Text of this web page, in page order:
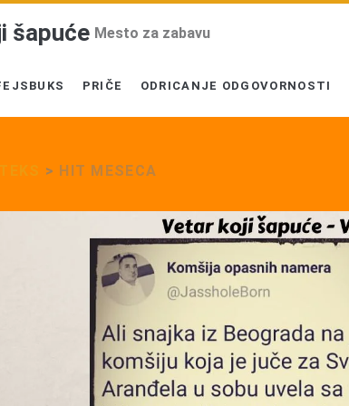
šapuće Mesto za zabavu
PRIČE ODRICANJE ODGOVORNOSTI
> HIT MESECA